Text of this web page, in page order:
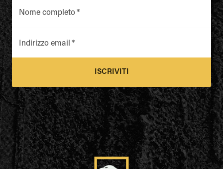
Nome completo*
Indirizzo email *
ISCRIVITI